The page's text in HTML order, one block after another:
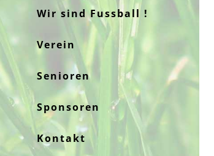
Wir sind Fussball !
Verein
Senioren
Sponsoren
Kontakt